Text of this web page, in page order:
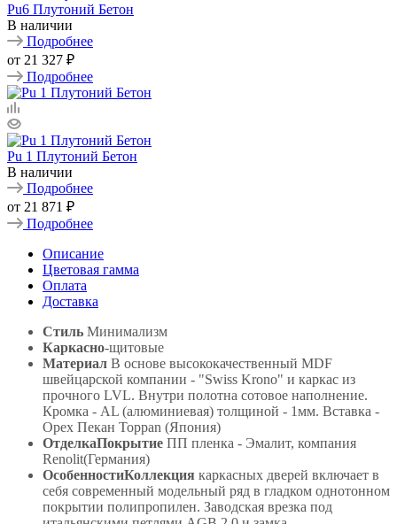
Pu6 Плутоний Бетон
В наличии
Подробнее
от 21 327 ₽
Подробнее
Pu 1 Плутоний Бетон
В наличии
Подробнее
от 21 871 ₽
Подробнее
Описание
Цветовая гамма
Оплата
Доставка
Стиль Минимализм
Каркасно-щитовые
Материал В основе высококачественный MDF
швейцарской компании - "Swiss Krono" и каркас из
прочного LVL. Внутри полотна сотовое наполнение.
Кромка - AL (алюминиевая) толщиной - 1мм. Вставка -
Орех Пекан Toppan (Япония)
ОтделкаПокрытие ПП пленка - Эмалит, компания
Renolit(Германия)
ОсобенностиКоллекция каркасных дверей включает в
себя современный модельный ряд в гладком однотонном
покрытии полипропилен. Заводская врезка под